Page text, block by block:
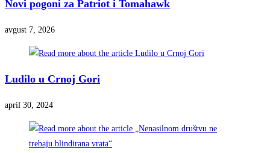
Novi pogoni za Patriot i Tomahawk
avgust 7, 2026
Ludilo u Crnoj Gori
april 30, 2024